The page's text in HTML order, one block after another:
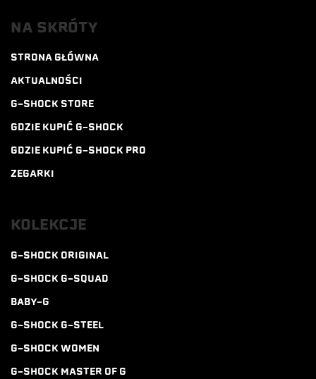
NA SKRÓTY
STRONA GŁÓWNA
AKTUALNOŚCI
G-SHOCK STORE
GDZIE KUPIĆ G-SHOCK
GDZIE KUPIĆ G-SHOCK PRO
ZEGARKI
KOLEKCJE
G-SHOCK ORIGINAL
G-SHOCK G-SQUAD
BABY-G
G-SHOCK G-STEEL
G-SHOCK WOMEN
G-SHOCK MASTER OF G